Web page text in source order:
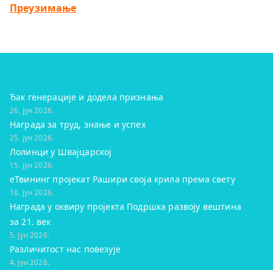
Преузимање
Ђак генерације и додела признања
26. јун 2026.
Награда за труд, знање и успех
25. јун 2026.
Лолинци у Швајцарској
15. јун 2026.
eТвининг пројекат Рашири своја крила према свету
10. јун 2026.
Награда у оквиру пројекта Подршка развоју вештина
за 21. век
5. јун 2026.
Различитост нас повезује
4. јун 2026.